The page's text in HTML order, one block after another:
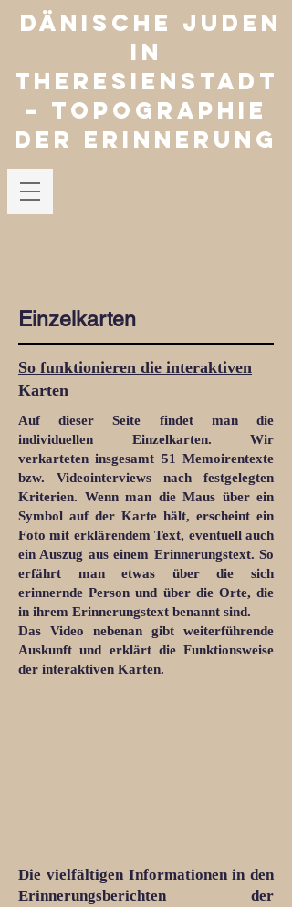
Dänische Juden
in
Theresienstadt
– Topographie
der Erinnerung
Einzelkarten
Auf dieser Seite findet man die
individuellen Einzelkarten. Wir
verkarteten insgesamt 51 Memoirentexte
bzw. Videointerviews nach festgelegten
Kriterien. Wenn man die Maus über ein
Symbol auf der Karte hält, erscheint ein
Foto mit erklärendem Text, eventuell auch
ein Auszug aus einem Erinnerungstext. So
erfährt man etwas über die sich
erinnernde Person und über die Orte, die
in ihrem Erinnerungstext benannt sind.
Das Video nebenan gibt weiterführende
Auskunft und erklärt die Funktionsweise
der interaktiven Karten.
Die vielfältigen Informationen in den
Erinnerungsberichten der
So funktionieren die interaktiven
Karten